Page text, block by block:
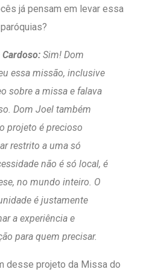
já pensam em levar essa
Sim! Dom
essa missão, inclusive
sobre a missa e falava
Dom Joel também
projeto é precioso
restrito a uma só
não é só local, é
no mundo inteiro. O
é justamente
a experiência e
para quem precisar.
desse projeto da Missa do